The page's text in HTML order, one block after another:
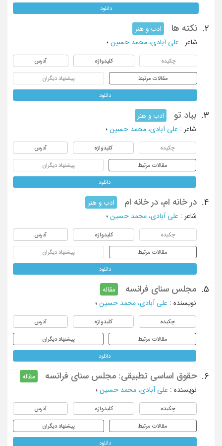
دانلود
2. نکته ها
ادب و هنر
شاعر : علی آبادی، محمد حسین ؛
چکیده کلیدواژه آدرس
مقالات مرتبط پیشنهاد دیگران
دانلود
3. بیاد تو
ادب و هنر
شاعر : علی آبادی، محمد حسین ؛
چکیده کلیدواژه آدرس
مقالات مرتبط پیشنهاد دیگران
دانلود
4. در خانه ام، در خانه ام
ادب و هنر
شاعر : علی آبادی، محمد حسین ؛
چکیده کلیدواژه آدرس
مقالات مرتبط پیشنهاد دیگران
دانلود
5. مجلس سنای فرانسه
مقاله
نویسنده : علی آبادی، محمد حسین ؛
چکیده کلیدواژه آدرس
مقالات مرتبط پیشنهاد دیگران
دانلود
6. حقوق اساسی تطبیقی: مجلس سنای فرانسه
مقاله
نویسنده : علی آبادی، محمد حسین ؛
چکیده کلیدواژه آدرس
مقالات مرتبط پیشنهاد دیگران
دانلود